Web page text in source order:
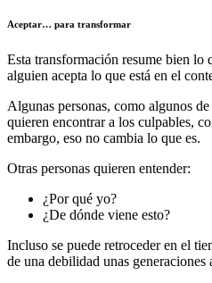
Aceptar… para transformar
Esta transformación resume bien lo
alguien acepta lo que está en el
Algunas personas, como algunos
quieren encontrar a los culpables,
embargo, eso no cambia lo que es.
Otras personas quieren entender:
¿Por qué yo?
¿De dónde viene esto?
Incluso se puede retroceder en el
de una debilidad unas generaciones